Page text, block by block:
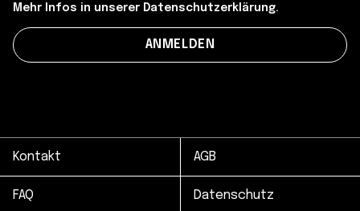
Mehr Infos in unserer Datenschutzerklärung.
Kontakt AGB
FAQ Datenschutz